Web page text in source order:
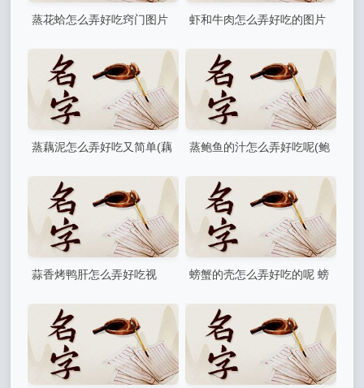
蒸花蛤怎么弄好吃窍门图片
虾和牛肉怎么弄好吃的图片
蒸藕泥怎么弄好吃又简单(藕
蒸鲍鱼的汁怎么弄好吃呢(鲍
蒜香烤鸭肝怎么弄好吃视
螃蟹的壳怎么弄好吃的呢 螃